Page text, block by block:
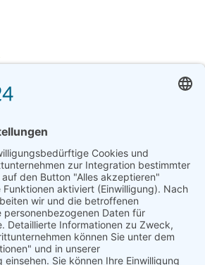
nach Clark), 2019 [Werk]